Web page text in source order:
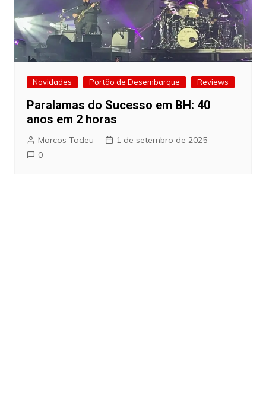
Novidades Portão de Desembarque Reviews
Paralamas do Sucesso em BH: 40
anos em 2 horas
Marcos Tadeu
1 de setembro de 2025
0